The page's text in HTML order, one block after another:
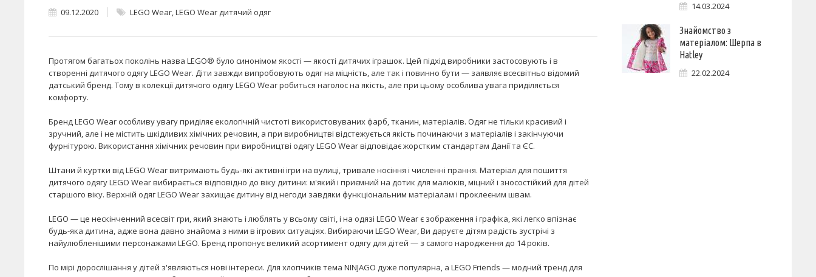
09.12.2020 LEGO Wear,LEGO Wear дитячий одяг
Протягом багатьох поколінь назва LEGO® було синонімом якості — якості дитячих іграшок. Цей підхід виробники застосовують і в
створенні дитячого одягу LEGO Wear. Діти завжди випробовують одяг на міцність, але так і повинно бути — заявляє всесвітньо відомий
датський бренд. Тому в колекції дитячого одягу LEGO Wear робиться наголос на якість, але при цьому особлива увага приділяється
комфорту.
Бренд LEGO Wear особливу увагу приділяє екологічній чистоті використовуваних фарб, тканин, матеріалів. Одяг не тільки красивий і
зручний, але і не містить шкідливих хімічних речовин, а при виробництві відстежується якість починаючи з матеріалів і закінчуючи
фурнітурою. Використання хімічних речовин при виробництві одягу LEGO Wear відповідає жорстким стандартам Данії та ЄС.
Штани й куртки від LEGO Wear витримають будь-які активні ігри на вулиці, тривале носіння і численні прання. Матеріал для пошиття
дитячого одягу LEGO Wear вибирається відповідно до віку дитини: м'який і приємний на дотик для малюків, міцний і зносостійкий для дітей
старшого віку. Верхній одяг LEGO Wear захищає дитину від негоди завдяки функціональним матеріалам і проклеєним швам.
LEGO — це нескінченний всесвіт гри, який знають і люблять у всьому світі, і на одязі LEGO Wear є зображення і графіка, які легко впізнає
будь-яка дитина, адже вона давно знайома з ними в ігрових ситуаціях. Вибираючи LEGO Wear, Ви даруєте дітям радість зустрічі з
найулюбленішими персонажами LEGO. Бренд пропонує великий асортимент одягу для дітей — з самого народження до 14 років.
По мірі дорослішання у дітей з'являються нові інтереси. Для хлопчиків тема NINJAGO дуже популярна, а LEGO Friends — модний тренд для
14.03.2024
Знайомство з
матеріалом: Шерпа в
Hatley
22.02.2024